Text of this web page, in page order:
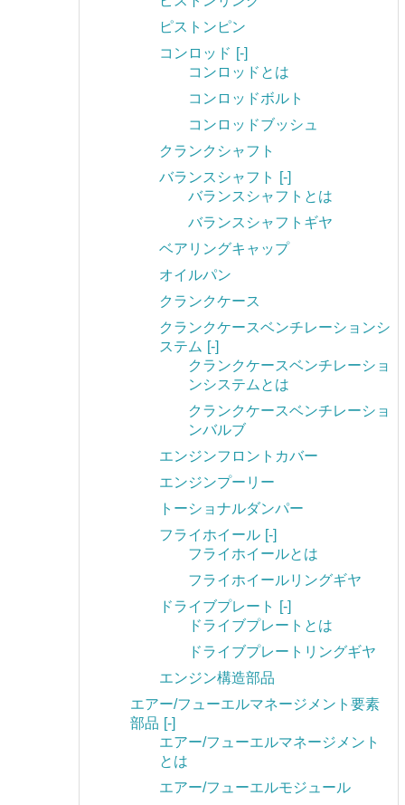
ピストンピン
コンロッド [-]
コンロッドとは
コンロッドボルト
コンロッドブッシュ
クランクシャフト
バランスシャフト
[-]
バランスシャフトとは
バランスシャフトギヤ
ベアリングキャップ
オイルパン
クランクケース
クランクケースベンチレーションシ
ステム [-]
クランクケースベンチレーショ
ンシステムとは
クランクケースベンチレーショ
ンバルブ
エンジンフロントカバー
エンジンプーリー
トーショナルダンパー
フライホイール [-]
フライホイールとは
フライホイールリングギヤ
ドライブプレート
[-]
ドライブプレートとは
ドライブプレートリングギヤ
エンジン構造部品
エアー/フューエルマネージメント要素
部品 [-]
エアー/フューエルマネージメント
とは
エアー/フューエルモジュール